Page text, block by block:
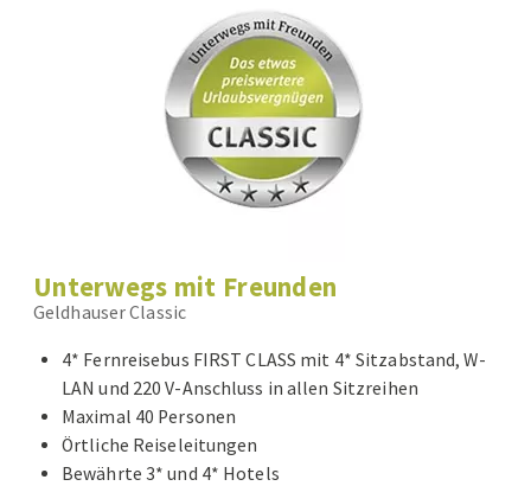
Unterwegs mit Freunden
Geldhauser Classic
4* Fernreisebus FIRST CLASS mit 4* Sitzabstand, W-
LAN und 220 V-Anschluss in allen Sitzreihen
Maximal 40 Personen
Örtliche Reiseleitungen
Bewährte 3* und 4* Hotels